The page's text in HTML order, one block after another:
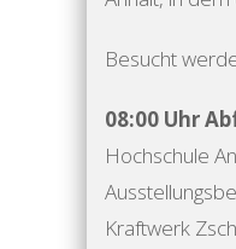
Besucht
08:00 Uhr
Hochschule
Kraftwerk